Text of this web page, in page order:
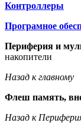
Контроллеры
Програмное
Периферия и
накопители
Назад к главному
Флеш память,
Назад к